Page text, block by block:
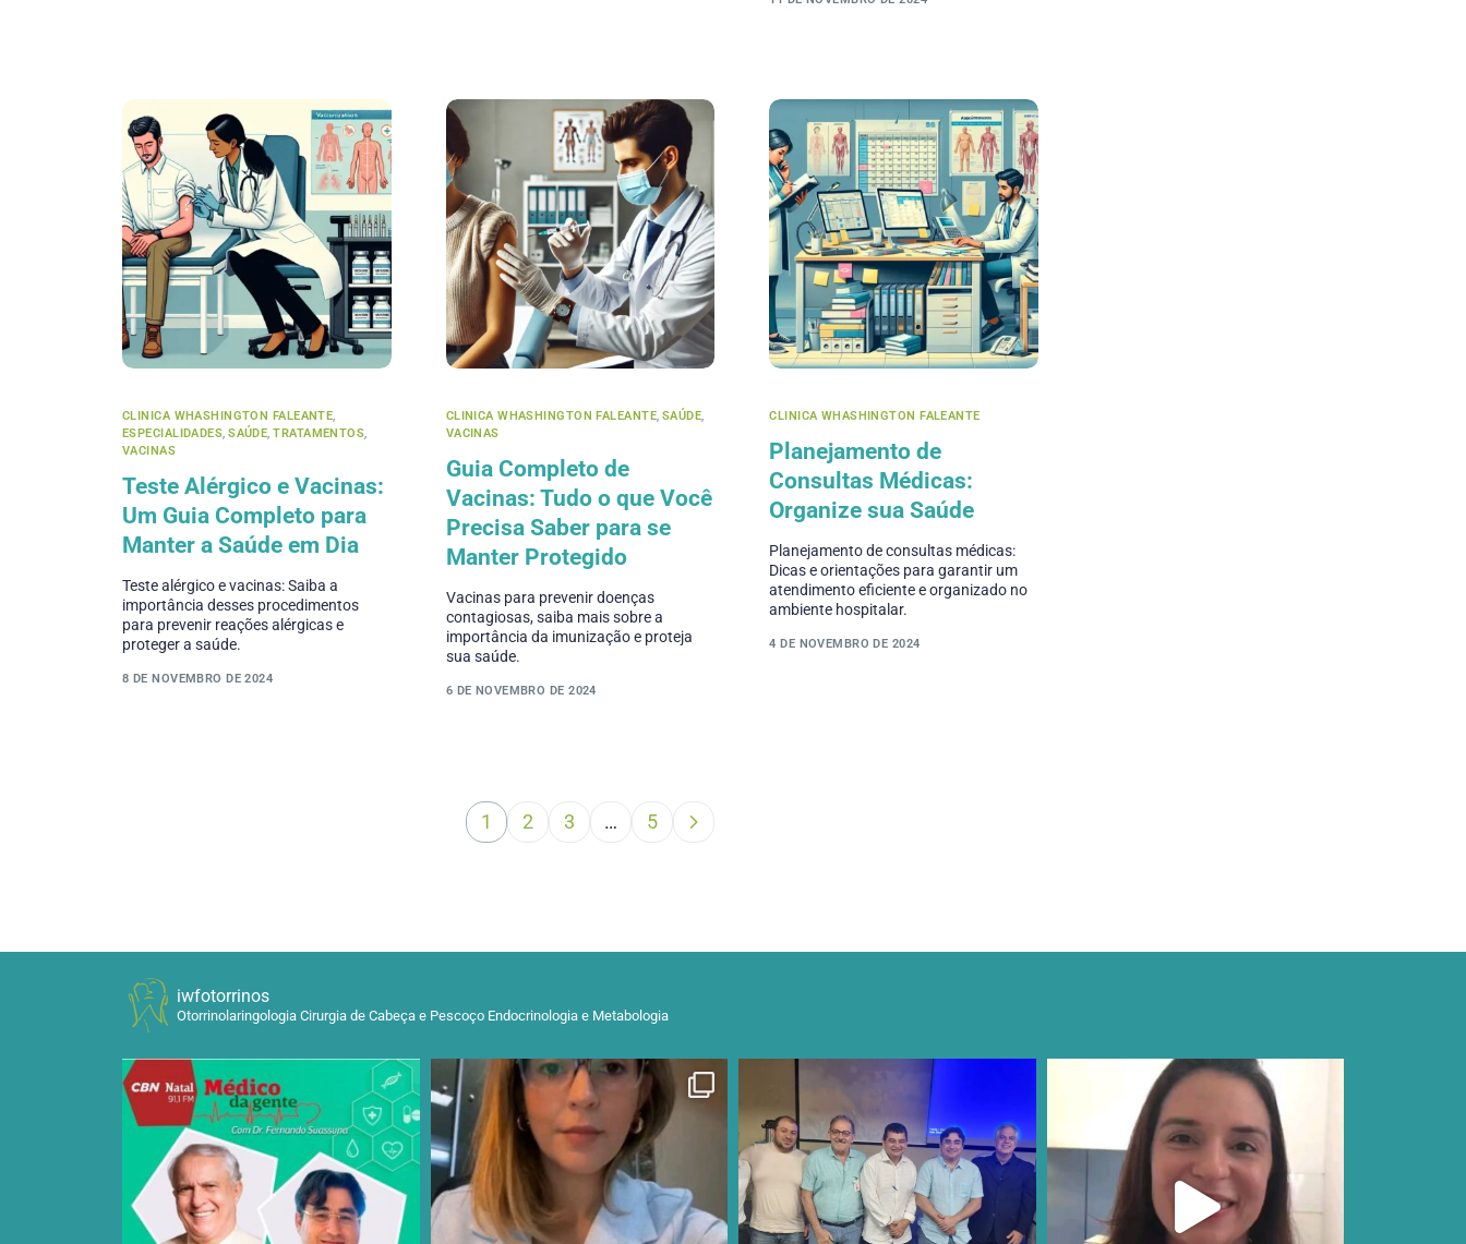
CLINICA WHASHINGTON FALEANTE,
ESPECIALIDADES,SAÚDE,TRATAMENTOS,
VACINAS
Teste Alérgico e Vacinas:
Um Guia Completo para
Manter a Saúde em Dia
Teste alérgico e vacinas: Saiba a
importância desses procedimentos
para prevenir reações alérgicas e
proteger a saúde.
8 DE NOVEMBRO DE 2024
CLINICA WHASHINGTON FALEANTE, SAÚDE,
VACINAS
Guia Completo de
Vacinas: Tudo o que Você
Precisa Saber para se
Manter Protegido
Vacinas para prevenir doenças
contagiosas, saiba mais sobre a
importância da imunização e proteja
sua saúde.
6 DE NOVEMBRO DE 2024
CLINICA WHASHINGTON FALEANTE
Planejamento de
Consultas Médicas:
Organize sua Saúde
Planejamento de consultas médicas:
Dicas e orientações para garantir um
atendimento eficiente e organizado no
ambiente hospitalar.
4 DE NOVEMBRO DE 2024
1 2 3 … 5
iwfotorrinos
Otorrinolaringologia Cirurgia de Cabeça e Pescoço Endocrinologia e Metabologia